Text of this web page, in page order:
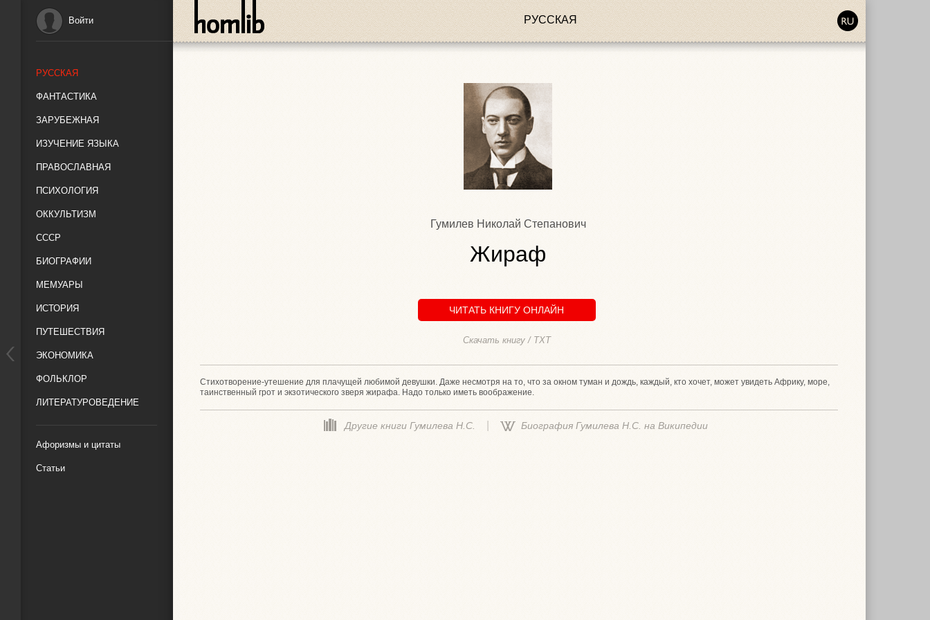
Войти
РУССКАЯ
ФАНТАСТИКА
ЗАРУБЕЖНАЯ
ИЗУЧЕНИЕ ЯЗЫКА
ПРАВОСЛАВНАЯ
ПСИХОЛОГИЯ
ОККУЛЬТИЗМ
СССР
БИОГРАФИИ
МЕМУАРЫ
ИСТОРИЯ
ПУТЕШЕСТВИЯ
ЭКОНОМИКА
ФОЛЬКЛОР
ЛИТЕРАТУРОВЕДЕНИЕ
Афоризмы и цитаты
Статьи
РУССКАЯ
Гумилев Николай Степанович
Жираф
ЧИТАТЬ КНИГУ ОНЛАЙН
Скачать книгу / TXT
Стихотворение-утешение для плачущей любимой девушки. Даже несмотря на то, что за окном туман и дождь, каждый, кто хочет, может увидеть Африку, море,
таинственный грот и экзотического зверя жирафа. Надо только иметь воображение.
Другие книги Гумилева Н.С. Биография Гумилева Н.С. на Википедии